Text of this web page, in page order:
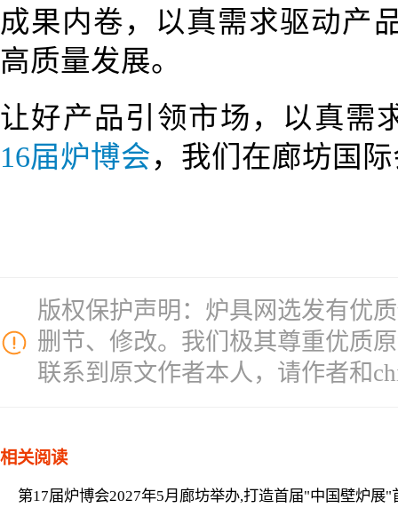
成果内卷，以真需求驱动产
高质量发展。
让好产品引领市场，以真需
16届炉博会，我们在廊坊国
版权保护声明：炉具网选发有优
删节、修改。我们极其尊重优质
联系到原文作者本人，请作者和
相关阅读
第17届炉博会2027年5月廊坊举办,打造首届"中国壁炉展"